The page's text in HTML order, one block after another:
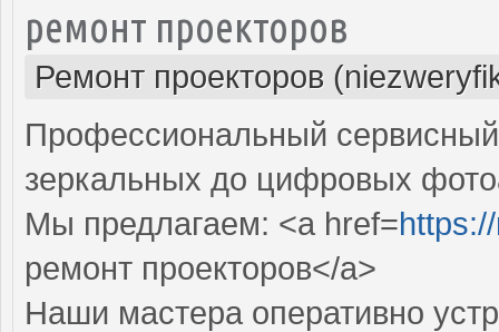
ремонт проекторов
Ремонт проекторов
Профессиональный
зеркальных до цифровых
Мы предлагаем: <a href=
ремонт проекторов</a>
Наши мастера оперативно